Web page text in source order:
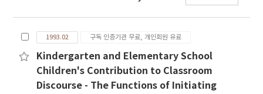
1993.02 구독 인증기관 무료, 개인회원 유료
Kindergarten and Elementary School
Children's Contribution to Classroom
Discourse - The Functions of Initiating